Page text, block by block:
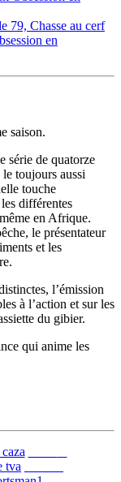
79, Chasse au cerf
en
saison.
série de quatorze
le toujours aussi
touche
différentes
en Afrique.
le présentateur
et les
l’émission
à l’action et sur les
du gibier.
qui anime les